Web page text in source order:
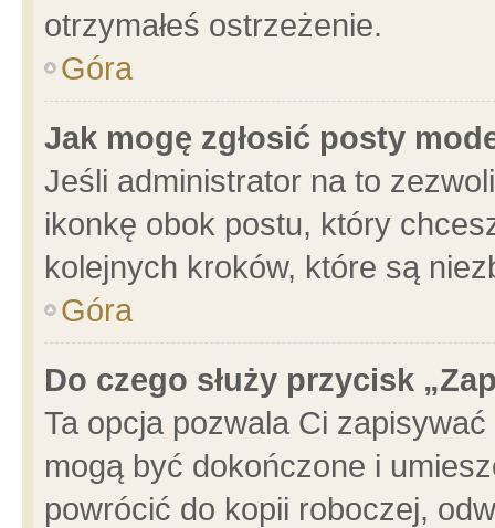
otrzymałeś ostrzeżenie.
Góra
Jak mogę zgłosić posty
Jeśli administrator na to
ikonkę obok postu, który
kolejnych kroków, które są
Góra
Do czego służy przycisk
Ta opcja pozwala Ci
mogą być dokończone i
powrócić do kopii roboczej,